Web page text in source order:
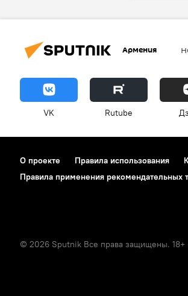
Армения
VK Rutube
О проекте Правила использования
Правила применения рекомендательных
© 2026 Sputnik Все права защищены. 18+